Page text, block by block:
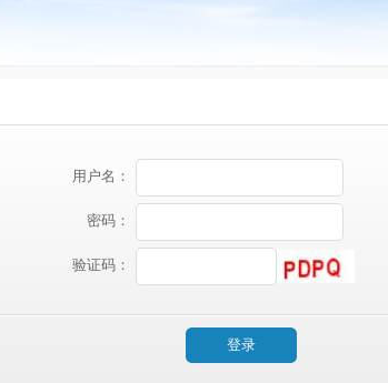
用户名：
密码：
验证码：
登录